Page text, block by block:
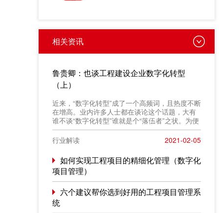
相关资讯
鲁贵卿：也谈工程建设企业数字化转型
（上）
近来，“数字化转型”成了一个高频词，且热度不断
在增高。业内许多人士都在谈论这个话题，大有
谁不谈“数字化转型”谁就是个“落伍者”之状。为便
于在相同语境下讨论问题，今天我也凑个热闹，
以“数字化转型”为题，谈一点粗浅认识，就教于同
行。
行业解读 2021-02-05
如何实现工程项目的精细化管理（数字化
项目管理）
六个建议帮你选到好用的工程项目管理系
统